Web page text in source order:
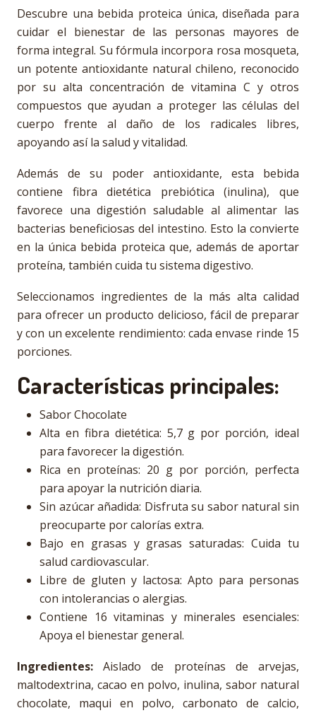
Descubre una bebida proteica única, diseñada para
cuidar el bienestar de las personas mayores de
forma integral. Su fórmula incorpora rosa mosqueta,
un potente antioxidante natural chileno, reconocido
por su alta concentración de vitamina C y otros
compuestos que ayudan a proteger las células del
cuerpo frente al daño de los radicales libres,
apoyando así la salud y vitalidad.
Además de su poder antioxidante, esta bebida
contiene fibra dietética prebiótica (inulina), que
favorece una digestión saludable al alimentar las
bacterias beneficiosas del intestino. Esto la convierte
en la única bebida proteica que, además de aportar
proteína, también cuida tu sistema digestivo.
Seleccionamos ingredientes de la más alta calidad
para ofrecer un producto delicioso, fácil de preparar
y con un excelente rendimiento: cada envase rinde 15
porciones.
Características principales:
Sabor Chocolate
Alta en fibra dietética: 5,7 g por porción, ideal
para favorecer la digestión.
Rica en proteínas: 20 g por porción, perfecta
para apoyar la nutrición diaria.
Sin azúcar añadida: Disfruta su sabor natural sin
preocuparte por calorías extra.
Bajo en grasas y grasas saturadas: Cuida tu
salud cardiovascular.
Libre de gluten y lactosa: Apto para personas
con intolerancias o alergias.
Contiene 16 vitaminas y minerales esenciales:
Apoya el bienestar general.
Ingredientes:Aislado de proteínas de arvejas,
maltodextrina, cacao en polvo, inulina, sabor natural
chocolate, maqui en polvo, carbonato de calcio,